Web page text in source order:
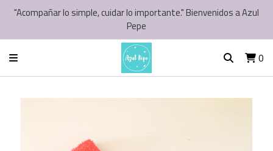
"Acompañar lo simple, cuidar lo importante." Bienvenidos a Azul
Pepe
0